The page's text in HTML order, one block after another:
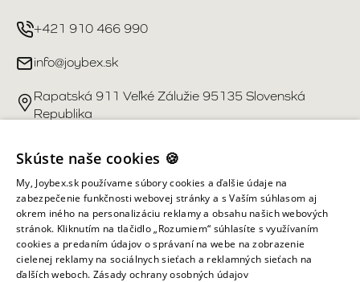
+421 910 466 990
info@joybex.sk
Rapatská 911 Veľké Zálužie 95135 Slovenská
Republika
Užitočné odkazy
Účet
Informácie obchodu
Skúste naše cookies 🍪
My, Joybex.sk používame súbory cookies a ďalšie údaje na
zabezpečenie funkčnosti webovej stránky a s Vaším súhlasom aj
okrem iného na personalizáciu reklamy a obsahu našich webových
stránok. Kliknutím na tlačidlo „Rozumiem“ súhlasíte s využívaním
cookies a predaním údajov o správaní na webe na zobrazenie
cielenej reklamy na sociálnych sieťach a reklamných sieťach na
ďalších weboch. Zásady ochrany osobných údajov